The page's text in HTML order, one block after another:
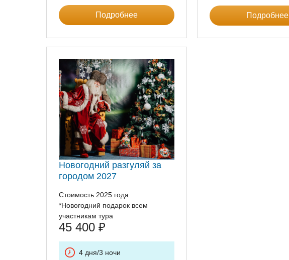
Подробнее Подробнее
Новогодний разгуляй за
городом 2027
Стоимость 2025 года
*Новогодний подарок всем
участникам тура
45 400 ₽
4 дня/3 ночи